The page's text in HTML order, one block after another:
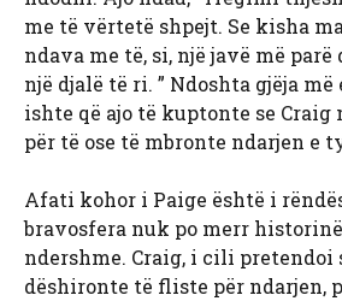
me të vërtetë shpejt. Se kisha
ndava me të, si, një javë më
një djalë të ri. ” Ndoshta gjëja më
ishte që ajo të kuptonte se
për të ose të mbronte ndarjen e
Afati kohor i Paige është i
bravosfera nuk po merr
ndershme. Craig, i cili pretendoi
dëshironte të fliste për ndarjen,